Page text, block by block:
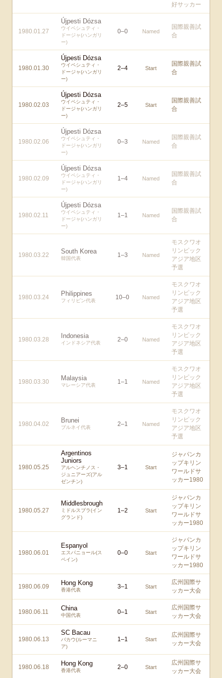
好サッカー
1980.01.27
Újpesti Dózsa
ウイペシュティ・
ドージャ(ハンガリ
ー)
0–0 Named
国際親善試
合
1980.01.30
Újpesti Dózsa
ウイペシュティ・
ドージャ(ハンガリ
ー)
2–4 Start
国際親善試
合
1980.02.03
Újpesti Dózsa
ウイペシュティ・
ドージャ(ハンガリ
ー)
2–5 Start
国際親善試
合
1980.02.06
Újpesti Dózsa
ウイペシュティ・
ドージャ(ハンガリ
ー)
0–3 Named
国際親善試
合
1980.02.09
Újpesti Dózsa
ウイペシュティ・
ドージャ(ハンガリ
ー)
1–4 Named
国際親善試
合
1980.02.11
Újpesti Dózsa
ウイペシュティ・
ドージャ(ハンガリ
ー)
1–1 Named
国際親善試
合
1980.03.22 South Korea
韓国代表 1–3 Named
モスクワオ
リンピック
アジア地区
予選
1980.03.24 Philippines
フィリピン代表 10–0 Named
モスクワオ
リンピック
アジア地区
予選
1980.03.28 Indonesia
インドネシア代表 2–0 Named
モスクワオ
リンピック
アジア地区
予選
1980.03.30 Malaysia
マレーシア代表 1–1 Named
モスクワオ
リンピック
アジア地区
予選
1980.04.02 Brunei
ブルネイ代表 2–1 Named
モスクワオ
リンピック
アジア地区
予選
1980.05.25
Argentinos
Juniors
アルヘンチノス・
ジュニアーズ(アル
ゼンチン)
3–1 Start
ジャパンカ
ップキリン
ワールドサ
ッカー1980
1980.05.27
Middlesbrough
ミドルスブラ(イン
グランド)
1–2 Start
ジャパンカ
ップキリン
ワールドサ
ッカー1980
1980.06.01
Espanyol
エスパニョール(ス
ペイン)
0–0 Start
ジャパンカ
ップキリン
ワールドサ
ッカー1980
1980.06.09 Hong Kong
香港代表 3–1 Start
広州国際サ
ッカー大会
1980.06.11 China
中国代表 0–1 Start
広州国際サ
ッカー大会
1980.06.13
SC Bacau
バカウ(ルーマニ
ア)
1–1 Start
広州国際サ
ッカー大会
1980.06.18 Hong Kong
香港代表 2–0 Start
広州国際サ
ッカー大会